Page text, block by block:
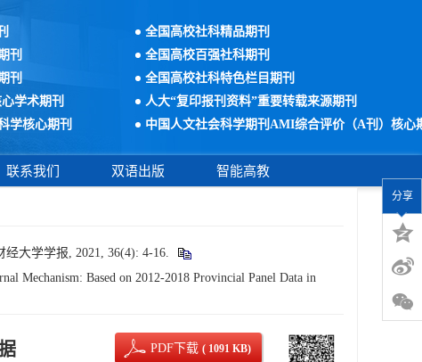
全国高校社科精品期刊
刊
全国高校百强社科期刊
刊
全国高校社科特色栏目期刊
学术期刊
人大“复印报刊资料”重要转载来源期刊
学核心期刊
中国人文社会科学期刊AMI综合评价（A刊）核心
联系我们 双语出版 智能高教
大学学报, 2021, 36(4): 4-16.
Mechanism: Based on 2012-2018 Provincial Panel Data in
PDF下载( 1091 KB)
分享